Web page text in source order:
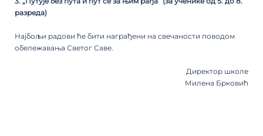
разреда)
Најбољи радови ће бити награђени на свечаности поводом
обележавања Светог Саве.
Директор школе
Милена Брковић